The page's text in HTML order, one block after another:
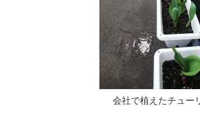
会社で植えたチュー